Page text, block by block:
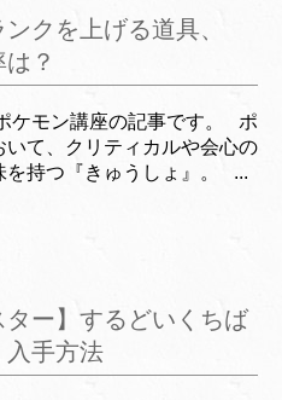
クを上げる道具、
？
ケモン講座の記事です。 ポ
いて、クリティカルや会心の
を持つ『きゅうしょ』。 ...
ター】するどいくちば
入手方法